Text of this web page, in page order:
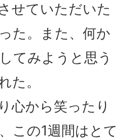
せていただいた
た。また、何か
てみようと思う
た。
心から笑ったり
この1週間はとて